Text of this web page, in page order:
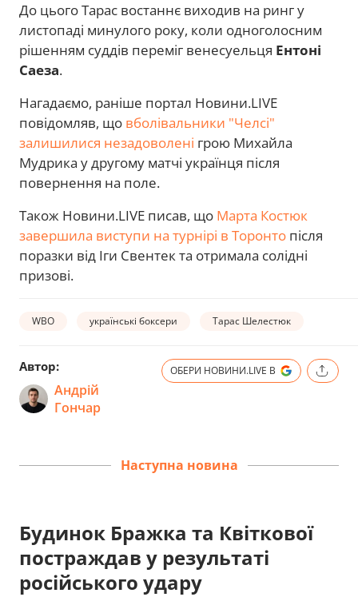
До цього Тарас востаннє виходив на ринг у
листопаді минулого року, коли одноголосним
рішенням суддів переміг венесуельця Ентоні
Саеза.
Нагадаємо, раніше портал Новини.LIVE
повідомляв, що вболівальники "Челсі"
залишилися незадоволені грою Михайла
Мудрика у другому матчі українця після
повернення на поле.
Також Новини.LIVE писав, що Марта Костюк
завершила виступи на турнірі в Торонто після
поразки від Іги Свентек та отримала солідні
призові.
WBO українські боксери Тарас Шелестюк
Автор:
Андрій
Гончар
ОБЕРИ НОВИНИ.LIVE В
Наступна новина
Будинок Бражка та Квіткової
постраждав у результаті
російського удару